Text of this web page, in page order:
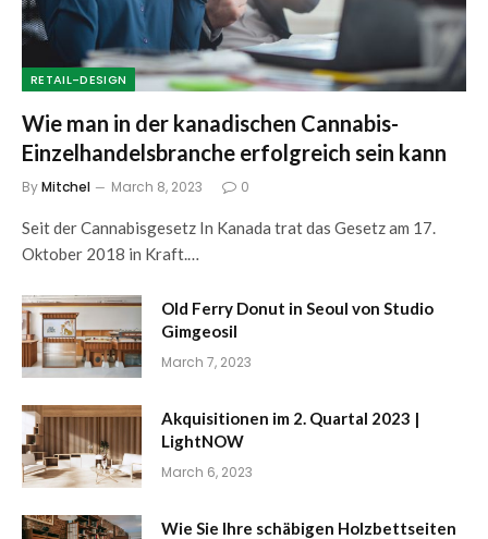
RETAIL-DESIGN
Wie man in der kanadischen Cannabis-
Einzelhandelsbranche erfolgreich sein kann
ByMitchel March 8, 2023 0
Seit der Cannabisgesetz In Kanada trat das Gesetz am 17.
Oktober 2018 in Kraft.…
Old Ferry Donut in Seoul von Studio
Gimgeosil
March 7, 2023
Akquisitionen im 2. Quartal 2023 |
LightNOW
March 6, 2023
Wie Sie Ihre schäbigen Holzbettseiten